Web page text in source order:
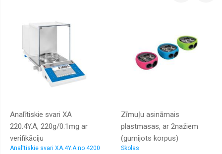
Analītiskie svari XA
220.4Y.A, 220g/0.1mg ar
verifikāciju
Analītiskie svari XA.4Y.A no 4200
Zīmuļu asināmais
plastmasas, ar 2nažiem
(gumijots korpus)
Skolas